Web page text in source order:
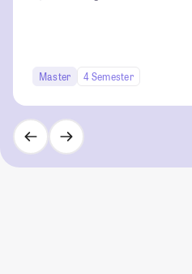
Master 4 Semester